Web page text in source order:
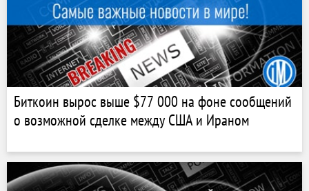
Биткоин вырос выше $77 000 на фоне сообщений
о возможной сделке между США и Ираном